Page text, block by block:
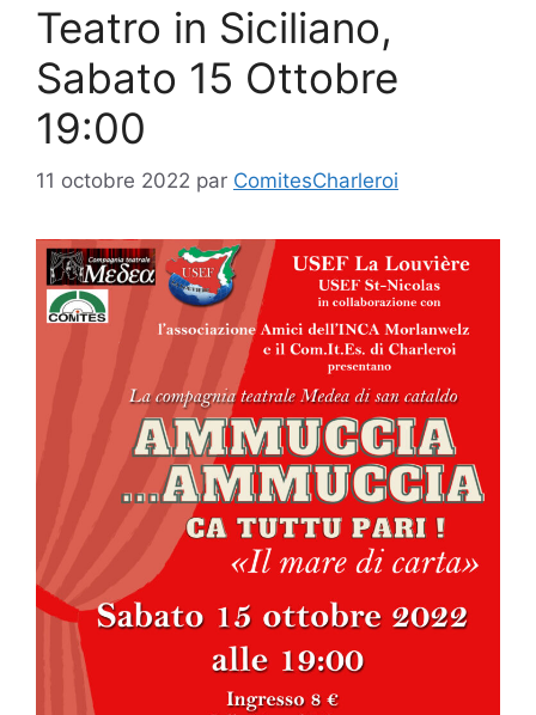
Teatro in Siciliano,
Sabato 15 Ottobre
19:00
11 octobre 2022 par ComitesCharleroi